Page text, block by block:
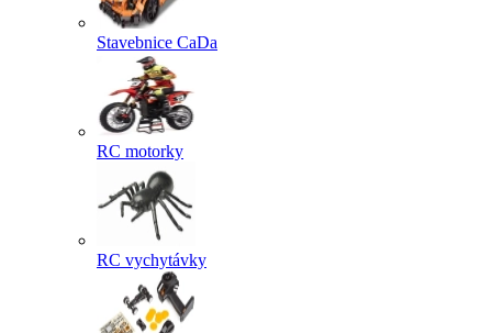
Stavebnice CaDa
RC motorky
RC vychytávky